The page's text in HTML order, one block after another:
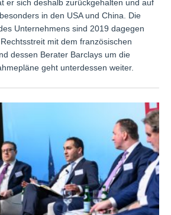
er sich deshalb zurückgehalten und auf
in den USA und China. Die
Unternehmens sind 2019 dagegen
mit dem französischen
dessen Berater Barclays um die
geht unterdessen weiter.